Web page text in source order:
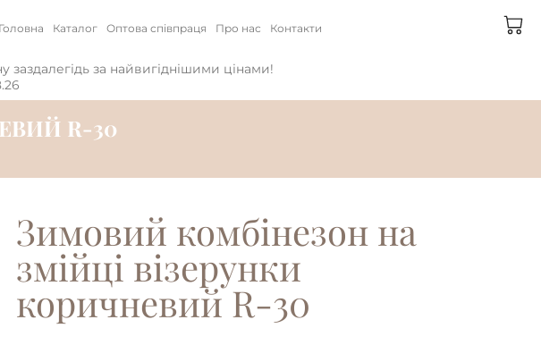
Головна Каталог Оптова співпраця Про нас Контакти
заздалегідь за найвигіднішими цінами!
R-30
Зимовий комбінезон на
змійці візерунки
коричневий R-30